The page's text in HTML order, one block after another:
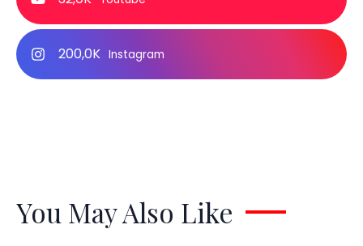
200,0K Instagram
You May Also Like